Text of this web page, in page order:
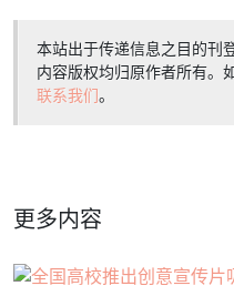
本站出于传递信息之目的刊
内容版权均归原作者所有。
联系我们。
更多内容